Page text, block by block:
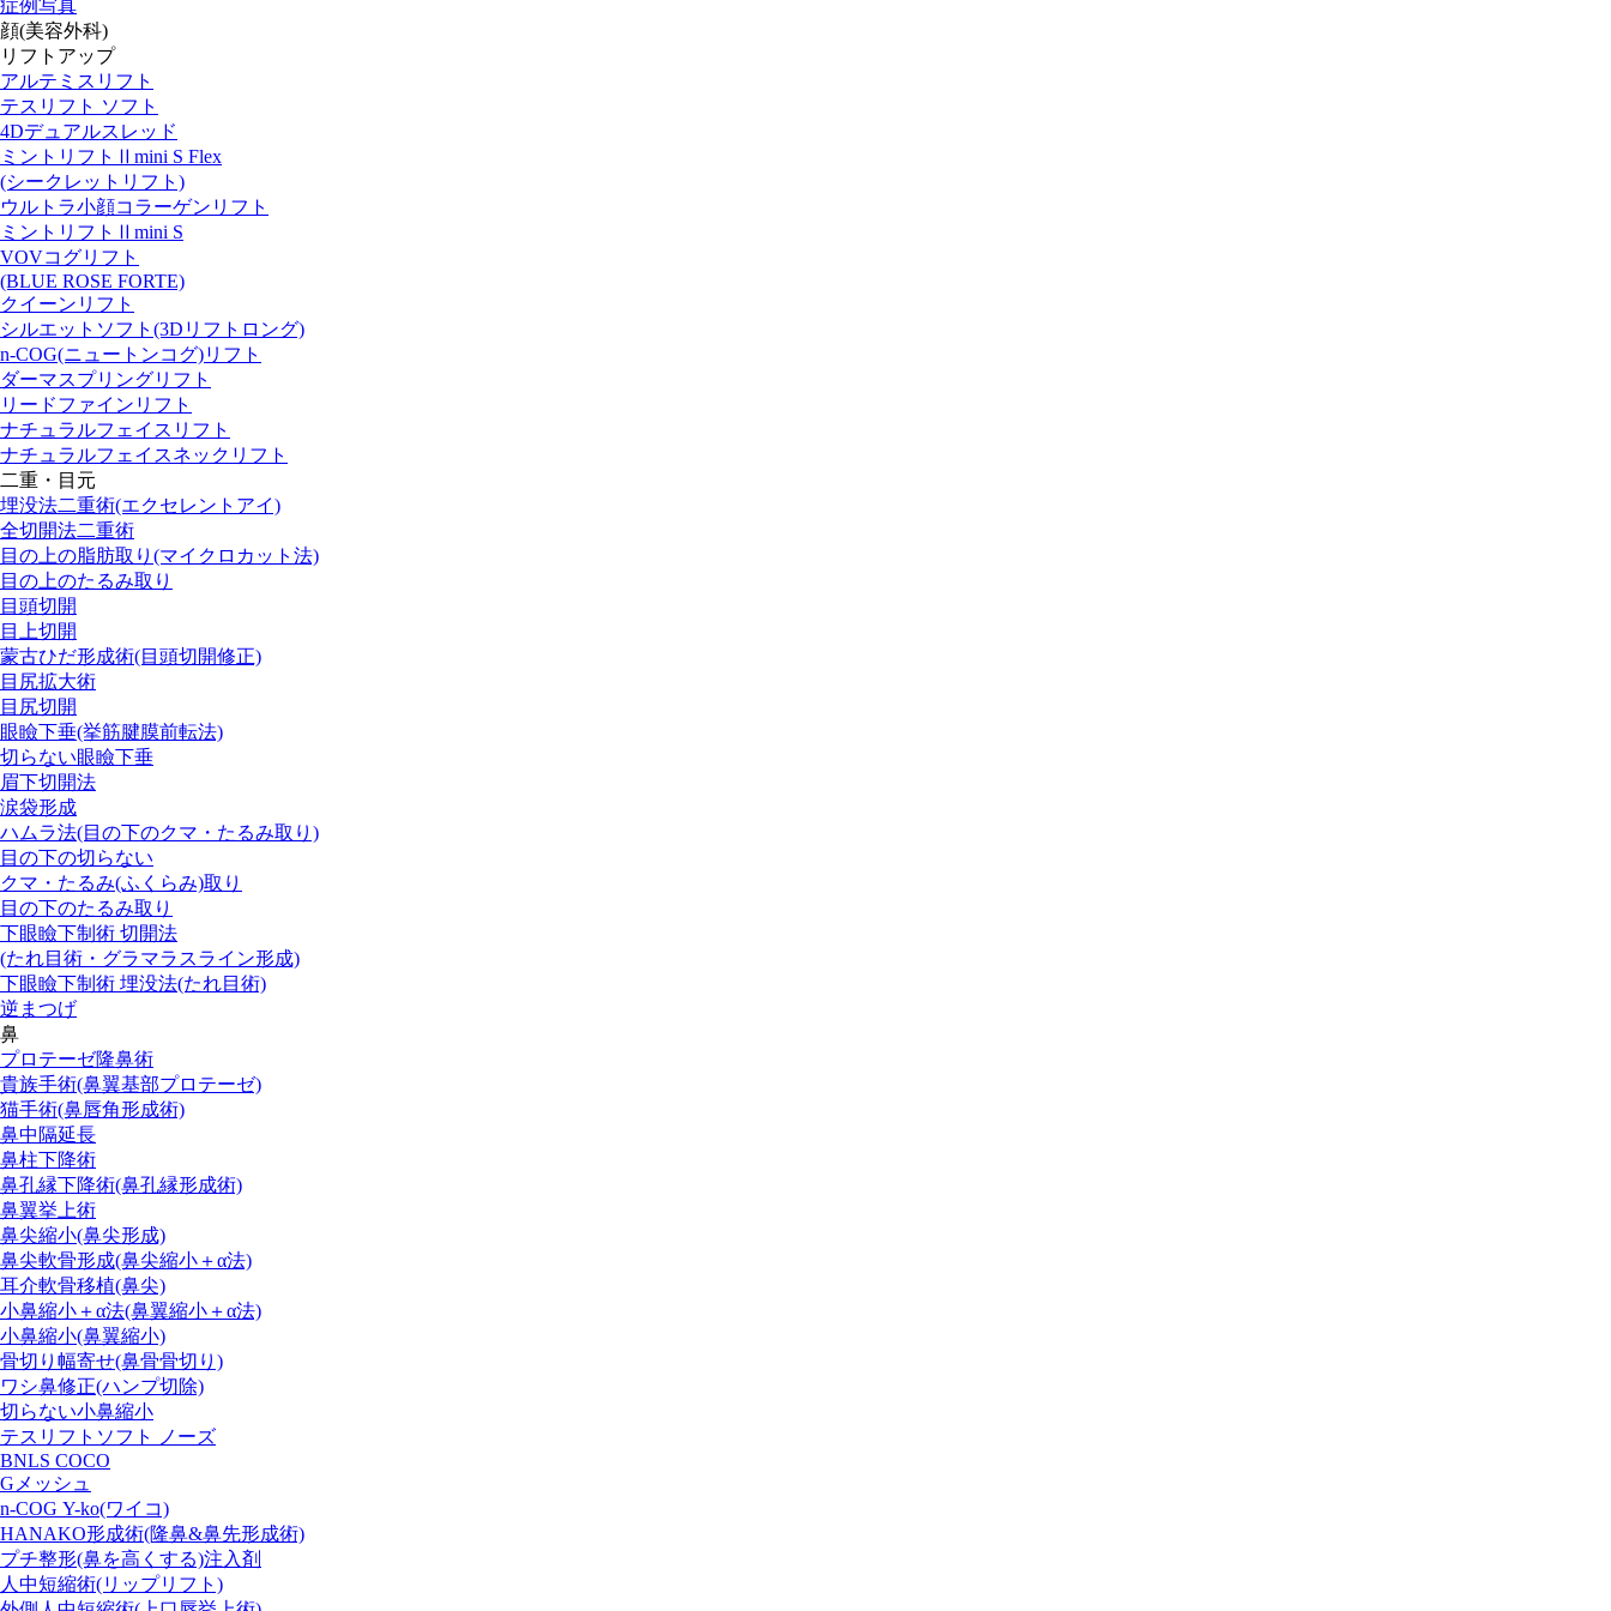
症例写真
顔(美容外科)
リフトアップ
アルテミスリフト
テスリフト ソフト
4Dデュアルスレッド
ミントリフトⅡmini S Flex
(シークレットリフト)
ウルトラ小顔コラーゲンリフト
ミントリフトⅡmini S
VOVコグリフト
(BLUE ROSE FORTE)
クイーンリフト
シルエットソフト (3Dリフトロング)
n-COG(ニュートンコグ)リフト
ダーマスプリングリフト
リードファインリフト
ナチュラルフェイスリフト
ナチュラルフェイスネックリフト
二重・目元
埋没法二重術(エクセレントアイ)
全切開法二重術
目の上の脂肪取り (マイクロカット法)
目の上のたるみ取り
目頭切開
目上切開
蒙古ひだ形成術(目頭切開修正)
目尻拡大術
目尻切開
眼瞼下垂(挙筋腱膜前転法)
切らない眼瞼下垂
眉下切開法
涙袋形成
ハムラ法(目の下のクマ・たるみ取り)
目の下の切らない
クマ・たるみ(ふくらみ)取り
目の下のたるみ取り
下眼瞼下制術 切開法
(たれ目術・グラマラスライン形成)
下眼瞼下制術 埋没法(たれ目術)
逆まつげ
鼻
プロテーゼ隆鼻術
貴族手術(鼻翼基部プロテーゼ)
猫手術(鼻唇角形成術)
鼻中隔延長
鼻柱下降術
鼻孔縁下降術(鼻孔縁形成術)
鼻翼挙上術
鼻尖縮小(鼻尖形成)
鼻尖軟骨形成(鼻尖縮小＋α法)
耳介軟骨移植(鼻尖)
小鼻縮小＋α法(鼻翼縮小＋α法)
小鼻縮小(鼻翼縮小)
骨切り幅寄せ(鼻骨骨切り)
ワシ鼻修正(ハンプ切除)
切らない小鼻縮小
テスリフトソフト ノーズ
BNLS COCO
Gメッシュ
n-COG Y-ko(ワイコ)
HANAKO形成術(隆鼻&鼻先形成術)
プチ整形(鼻を高くする)注入剤
人中短縮術(リップリフト)